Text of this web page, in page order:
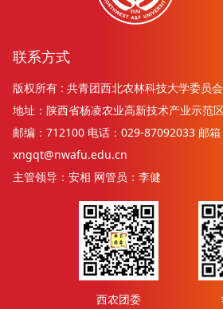
联系方式
版权所有 : 共青团西北农林科技大学委员会
地址：陕西省杨凌农业高新技术产业示范
邮编：712100 电话：029-87092033 邮箱
xngqt@nwafu.edu.cn
主管领导：安相 网管员：李健
西农团委